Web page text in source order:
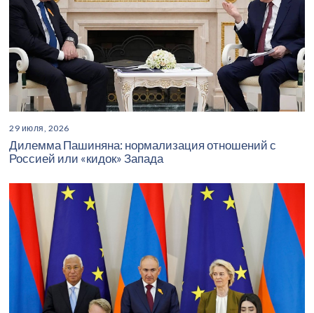
29 июля, 2026
Дилемма Пашиняна: нормализация отношений с
Россией или «кидок» Запада